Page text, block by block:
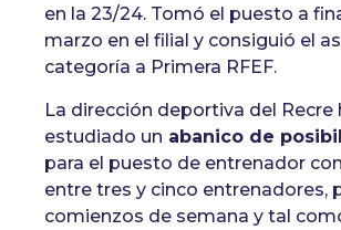
en la 23/24. Tomó el puesto a
marzo en el filial y consiguió el
categoría a Primera RFEF.
La dirección deportiva del Recre
estudiado un abanico de
para el puesto de entrenador
entre tres y cinco entrenadores,
comienzos de semana y tal